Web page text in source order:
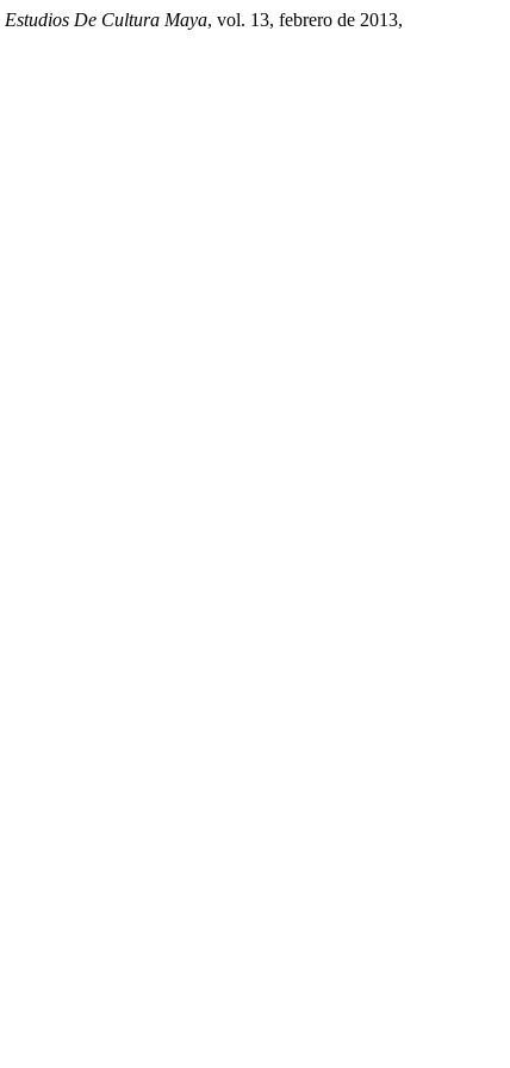
Estudios De Cultura Maya, vol. 13, febrero de 2013,